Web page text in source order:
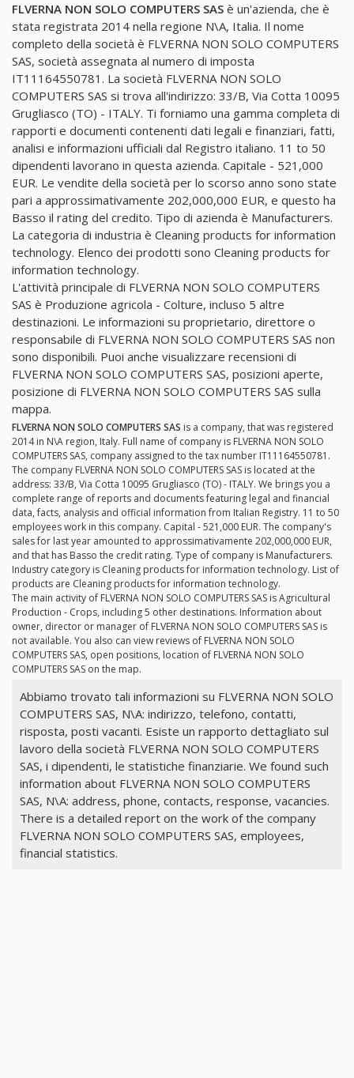
FLVERNA NON SOLO COMPUTERS SAS è un'azienda, che è
stata registrata 2014 nella regione N\A, Italia. Il nome
completo della società è FLVERNA NON SOLO COMPUTERS
SAS, società assegnata al numero di imposta
IT11164550781. La società FLVERNA NON SOLO
COMPUTERS SAS si trova all'indirizzo: 33/B, Via Cotta 10095
Grugliasco (TO) - ITALY. Ti forniamo una gamma completa di
rapporti e documenti contenenti dati legali e finanziari, fatti,
analisi e informazioni ufficiali dal Registro italiano. 11 to 50
dipendenti lavorano in questa azienda. Capitale - 521,000
EUR. Le vendite della società per lo scorso anno sono state
pari a approssimativamente 202,000,000 EUR, e questo ha
Basso il rating del credito. Tipo di azienda è Manufacturers.
La categoria di industria è Cleaning products for information
technology. Elenco dei prodotti sono Cleaning products for
information technology.
L'attività principale di FLVERNA NON SOLO COMPUTERS
SAS è Produzione agricola - Colture, incluso 5 altre
destinazioni. Le informazioni su proprietario, direttore o
responsabile di FLVERNA NON SOLO COMPUTERS SAS non
sono disponibili. Puoi anche visualizzare recensioni di
FLVERNA NON SOLO COMPUTERS SAS, posizioni aperte,
posizione di FLVERNA NON SOLO COMPUTERS SAS sulla
mappa.
FLVERNA NON SOLO COMPUTERS SAS is a company, that was registered
2014 in N\A region, Italy. Full name of company is FLVERNA NON SOLO
COMPUTERS SAS, company assigned to the tax number IT11164550781.
The company FLVERNA NON SOLO COMPUTERS SAS is located at the
address: 33/B, Via Cotta 10095 Grugliasco (TO) - ITALY. We brings you a
complete range of reports and documents featuring legal and financial
data, facts, analysis and official information from Italian Registry. 11 to 50
employees work in this company. Capital - 521,000 EUR. The company's
sales for last year amounted to approssimativamente 202,000,000 EUR,
and that has Basso the credit rating. Type of company is Manufacturers.
Industry category is Cleaning products for information technology. List of
products are Cleaning products for information technology.
The main activity of FLVERNA NON SOLO COMPUTERS SAS is Agricultural
Production - Crops, including 5 other destinations. Information about
owner, director or manager of FLVERNA NON SOLO COMPUTERS SAS is
not available. You also can view reviews of FLVERNA NON SOLO
COMPUTERS SAS, open positions, location of FLVERNA NON SOLO
COMPUTERS SAS on the map.
Abbiamo trovato tali informazioni su FLVERNA NON SOLO
COMPUTERS SAS, N\A: indirizzo, telefono, contatti,
risposta, posti vacanti. Esiste un rapporto dettagliato sul
lavoro della società FLVERNA NON SOLO COMPUTERS
SAS, i dipendenti, le statistiche finanziarie. We found such
information about FLVERNA NON SOLO COMPUTERS
SAS, N\A: address, phone, contacts, response, vacancies.
There is a detailed report on the work of the company
FLVERNA NON SOLO COMPUTERS SAS, employees,
financial statistics.